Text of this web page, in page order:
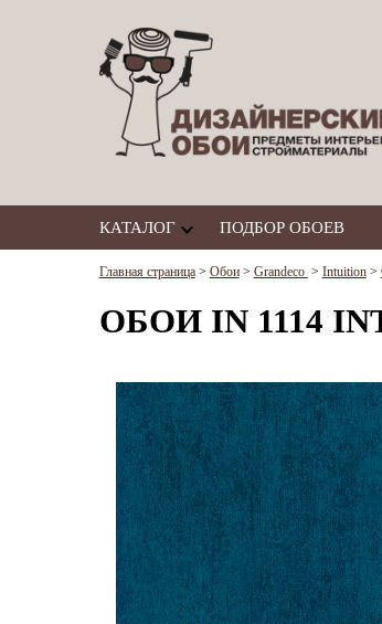
КАТАЛОГ ПОДБОР ОБОЕВ
Главная страница> Обои> Grandeco > Intuition>
ОБОИ IN 1114